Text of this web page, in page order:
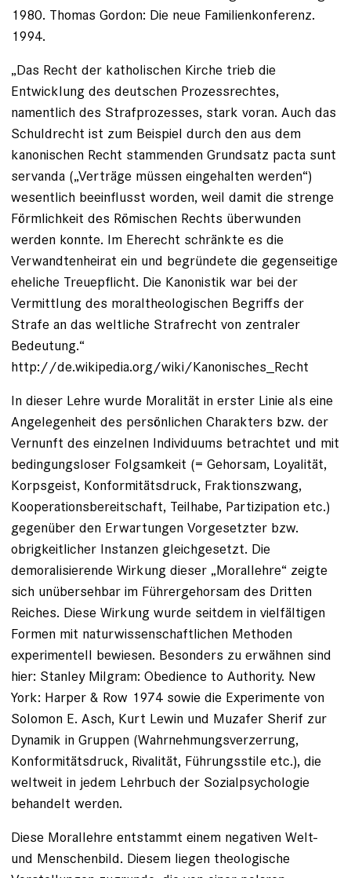
1980. Thomas Gordon: Die neue Familienkonferenz.
1994.
„Das Recht der katholischen Kirche trieb die
Entwicklung des deutschen Prozessrechtes,
namentlich des Strafprozesses, stark voran. Auch das
Schuldrecht ist zum Beispiel durch den aus dem
kanonischen Recht stammenden Grundsatz pacta sunt
servanda („Verträge müssen eingehalten werden“)
wesentlich beeinflusst worden, weil damit die strenge
Förmlichkeit des Römischen Rechts überwunden
werden konnte. Im Eherecht schränkte es die
Verwandtenheirat ein und begründete die gegenseitige
eheliche Treuepflicht. Die Kanonistik war bei der
Vermittlung des moraltheologischen Begriffs der
Strafe an das weltliche Strafrecht von zentraler
Bedeutung.“
http://de.wikipedia.org/wiki/Kanonisches_Recht
In dieser Lehre wurde Moralität in erster Linie als eine
Angelegenheit des persönlichen Charakters bzw. der
Vernunft des einzelnen Individuums betrachtet und mit
bedingungsloser Folgsamkeit (= Gehorsam, Loyalität,
Korpsgeist, Konformitätsdruck, Fraktionszwang,
Kooperationsbereitschaft, Teilhabe, Partizipation etc.)
gegenüber den Erwartungen Vorgesetzter bzw.
obrigkeitlicher Instanzen gleichgesetzt. Die
demoralisierende Wirkung dieser „Morallehre“ zeigte
sich unübersehbar im Führergehorsam des Dritten
Reiches. Diese Wirkung wurde seitdem in vielfältigen
Formen mit naturwissenschaftlichen Methoden
experimentell bewiesen. Besonders zu erwähnen sind
hier: Stanley Milgram: Obedience to Authority. New
York: Harper & Row 1974 sowie die Experimente von
Solomon E. Asch, Kurt Lewin und Muzafer Sherif zur
Dynamik in Gruppen (Wahrnehmungsverzerrung,
Konformitätsdruck, Rivalität, Führungsstile etc.), die
weltweit in jedem Lehrbuch der Sozialpsychologie
behandelt werden.
Diese Morallehre entstammt einem negativen Welt-
und Menschenbild. Diesem liegen theologische